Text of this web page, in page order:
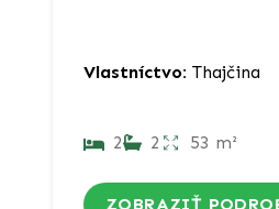
Vlastníctvo: Thajčina
2 2 53 m²
ZOBRAZIŤ